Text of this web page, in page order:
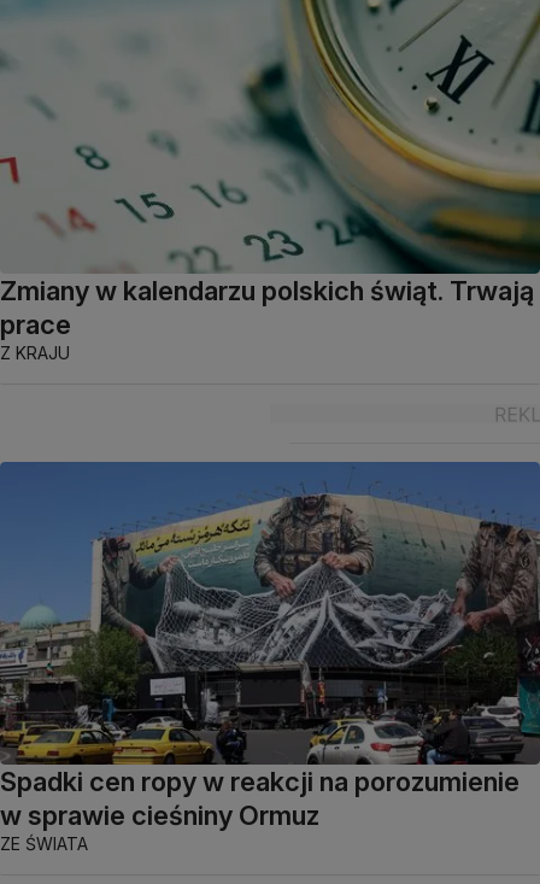
Zmiany w kalendarzu polskich świąt. Trwają
prace
Z KRAJU
Spadki cen ropy w reakcji na porozumienie
w sprawie cieśniny Ormuz
ZE ŚWIATA